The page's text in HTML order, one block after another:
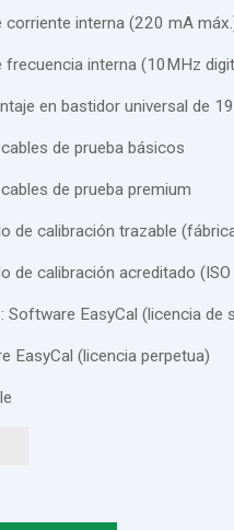
corriente interna (220 mA
frecuencia interna (10MHz
en bastidor universal de
cables de prueba básicos
cables de prueba premium
de calibración trazable
de calibración acreditado
: Software EasyCal (licencia de
EasyCal (licencia perpetua)